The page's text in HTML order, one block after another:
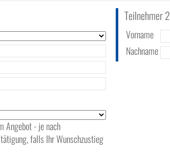
Angebot - je nach
falls Ihr Wunschzustieg
Teilnehmer 2
Vorname
Nachname